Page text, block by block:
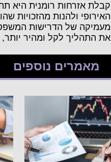
קבלת אזרחות רומנית היא
האירופי ולהנות מהזכויות
מעמיקה של הדרישות
את התהליך לקל ומהיר
מאמרים נוספים